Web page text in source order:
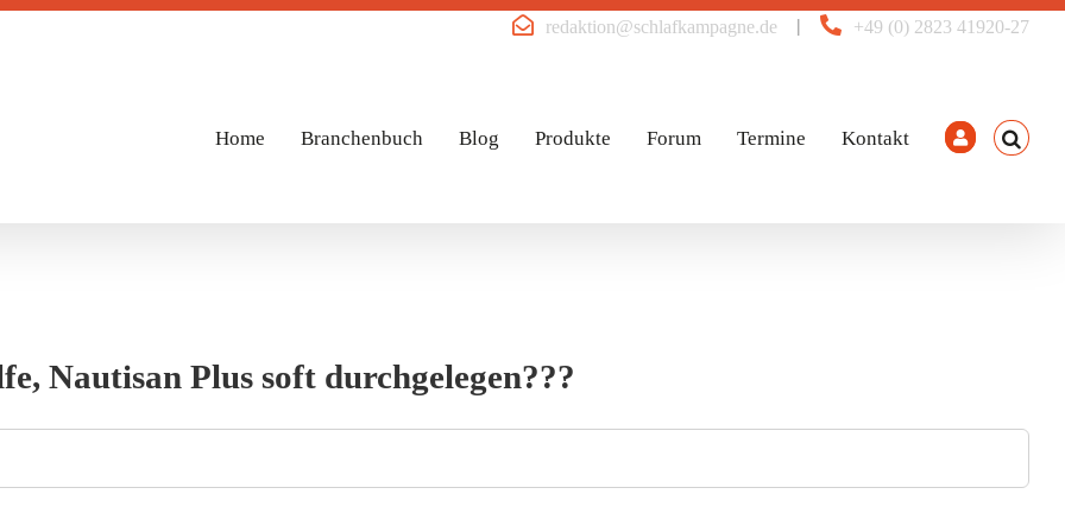
+49 (0) 2823 41920-27
|
redaktion@schlafkampagne.de
Home Branchenbuch Blog Produkte Forum Termine Kontakt
Nautisan Plus soft durchgelegen???